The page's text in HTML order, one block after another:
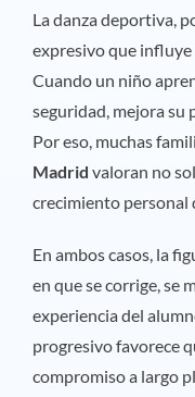
La danza deportiva,
expresivo que
Cuando un niño
seguridad, mejora su
Por eso, muchas
Madrid valoran no
crecimiento personal
En ambos casos, la
en que se corrige, se
experiencia del
progresivo favorece
compromiso a largo